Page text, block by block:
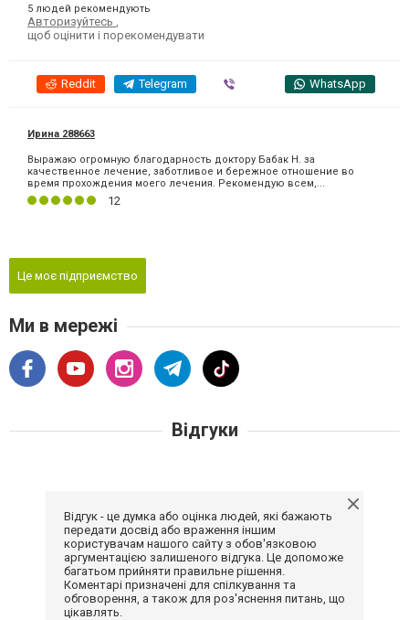
5 людей рекомендують
Авторизуйтесь
щоб оцінити і порекомендувати
Reddit Telegram WhatsApp
Ирина 288663
Выражаю огромную благодарность доктору Бабак Н. за
качественное лечение, заботливое и бережное отношение во
время прохождения моего лечения. Рекомендую всем,...
12
Це моє підприємство
Ми в мережі
Відгуки
Відгук - це думка або оцінка людей, які бажають
передати досвід або враження іншим
користувачам нашого сайту з обов'язковою
аргументацією залишеного відгука. Це допоможе
багатьом прийняти правильне рішення.
Коментарі призначені для спілкування та
обговорення, а також для роз'яснення питань, що
цікавлять.